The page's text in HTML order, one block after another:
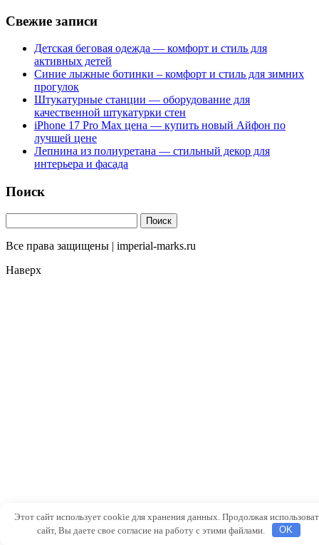
Свежие записи
Детская беговая одежда — комфорт и стиль для
активных детей
Синие лыжные ботинки – комфорт и стиль для зимних
прогулок
Штукатурные станции — оборудование для
качественной штукатурки стен
iPhone 17 Pro Max цена — купить новый Айфон по
лучшей цене
Лепнина из полиуретана — стильный декор для
интерьера и фасада
Поиск
Все права защищены | imperial-marks.ru
Наверх
Этот сайт использует cookie для хранения данных. Продолжая
сайт, Вы даете свое согласие на работу с этими файлами.
OK